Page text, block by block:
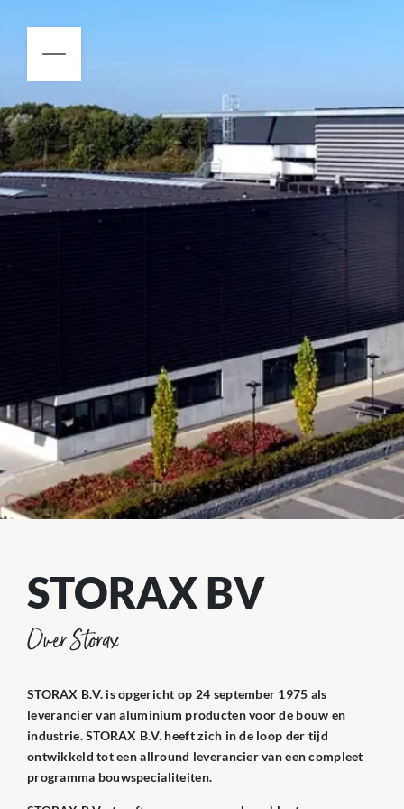
STORAX BV
Over Storax
STORAX B.V. is opgericht op 24 september 1975 als
leverancier van aluminium producten voor de bouw en
industrie. STORAX B.V. heeft zich in de loop der tijd
ontwikkeld tot een allround leverancier van een compleet
programma bouwspecialiteiten.